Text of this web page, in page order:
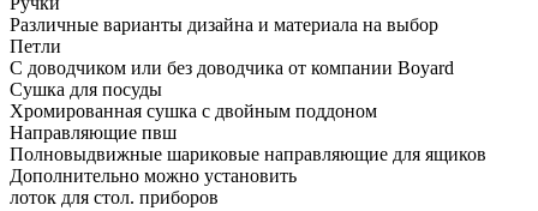
Различные варианты дизайна и материала на выбор
Петли
С доводчиком или без доводчика от компании Boyard
Сушка для посуды
Хромированная сушка с двойным поддоном
Направляющие пвш
Полновыдвижные шариковые направляющие для ящиков
Дополнительно можно установить
лоток для стол. приборов